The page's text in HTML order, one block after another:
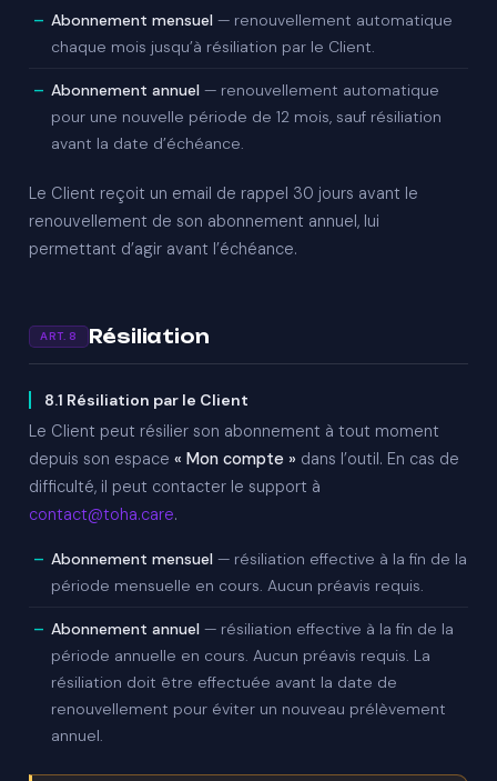
Abonnement mensuel — renouvellement automatique
chaque mois jusqu’à résiliation par le Client.
Abonnement annuel — renouvellement automatique
pour une nouvelle période de 12 mois, sauf résiliation
avant la date d’échéance.
Le Client reçoit un email de rappel 30 jours avant le
renouvellement de son abonnement annuel, lui
permettant d’agir avant l’échéance.
ART. 8 Résiliation
8.1 Résiliation par le Client
Le Client peut résilier son abonnement à tout moment
depuis son espace « Mon compte » dans l’outil. En cas de
difficulté, il peut contacter le support à
contact@toha.care.
Abonnement mensuel — résiliation effective à la fin de la
période mensuelle en cours. Aucun préavis requis.
Abonnement annuel — résiliation effective à la fin de la
période annuelle en cours. Aucun préavis requis. La
résiliation doit être effectuée avant la date de
renouvellement pour éviter un nouveau prélèvement
annuel.